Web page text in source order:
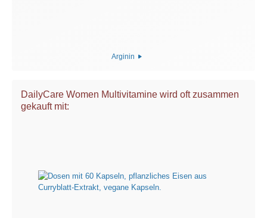
Arginin
DailyCare Women Multivitamine wird oft zusammen
gekauft mit: